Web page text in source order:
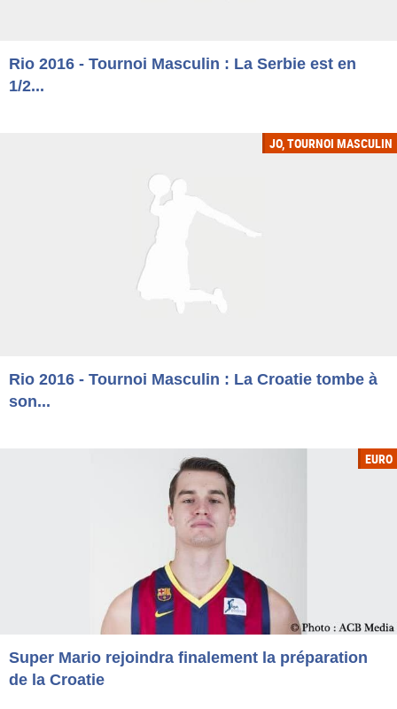
Rio 2016 - Tournoi Masculin : La Serbie est en
1/2...
JO, TOURNOI MASCULIN
Rio 2016 - Tournoi Masculin : La Croatie tombe à
son...
EURO
Super Mario rejoindra finalement la préparation
de la Croatie